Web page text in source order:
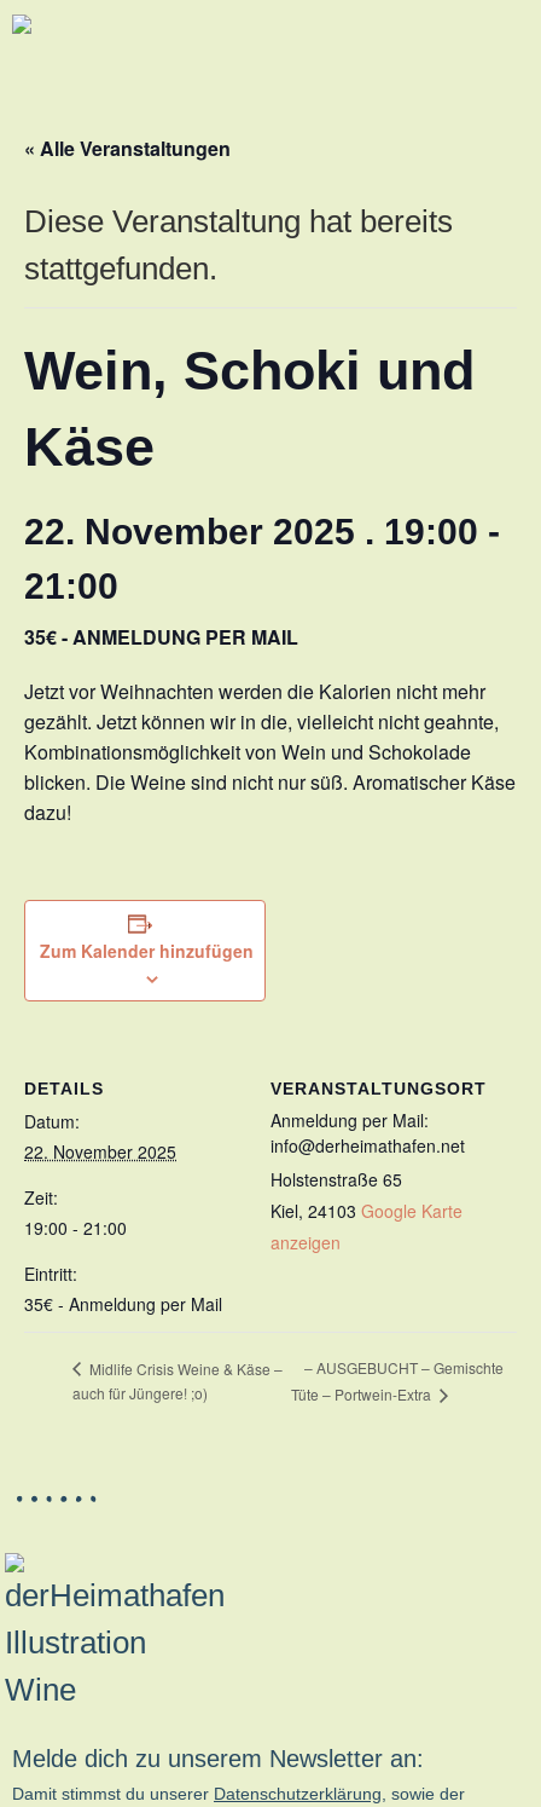
« Alle Veranstaltungen
Diese Veranstaltung hat bereits
stattgefunden.
Wein, Schoki und
Käse
22. November 2025 . 19:00 -
21:00
35€ - ANMELDUNG PER MAIL
Jetzt vor Weihnachten werden die Kalorien nicht mehr
gezählt. Jetzt können wir in die, vielleicht nicht geahnte,
Kombinationsmöglichkeit von Wein und Schokolade
blicken. Die Weine sind nicht nur süß. Aromatischer Käse
dazu!
Zum Kalender hinzufügen
DETAILS
Datum:
22. November 2025
Zeit:
19:00 - 21:00
Eintritt:
35€ - Anmeldung per Mail
VERANSTALTUNGSORT
Anmeldung per Mail:
info@derheimathafen.net
Holstenstraße 65
Kiel, 24103 Google Karte
anzeigen
Midlife Crisis Weine & Käse –
auch für Jüngere! ;o)
– AUSGEBUCHT – Gemischte
Tüte – Portwein-Extra
Melde dich zu unserem Newsletter an:
Damit stimmst du unserer Datenschutzerklärung , sowie der